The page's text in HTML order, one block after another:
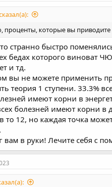
проценты, которые вы приводите
странно быстро
бедах которого виноват
и тд.
вы не можете применить
теория 1 ступени. 33.3%
имеют корни в
болезней имеют корни в
то 12, но каждая точка
вам в руки! Лечите себя с